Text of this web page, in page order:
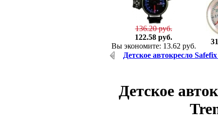
136.20 руб.
122.58 руб.
Вы экономите: 13.62 руб.
Детское автокресло
Детское